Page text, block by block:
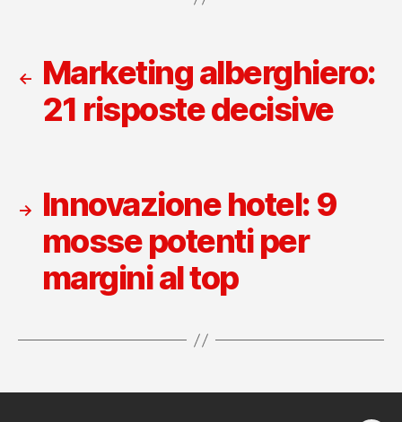
←
Marketing alberghiero:
21 risposte decisive
→
Innovazione hotel: 9
mosse potenti per
margini al top